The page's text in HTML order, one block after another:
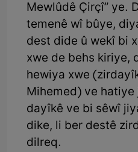
Mewlûdê Çirçî” ye.
temenê wî bûye,
dest dide û wekî bi
xwe de behs kiriye,
hewiya xwe
Mihemed) ve
dayîkê ve bi sêwî
dike, li ber destê
dilreq.